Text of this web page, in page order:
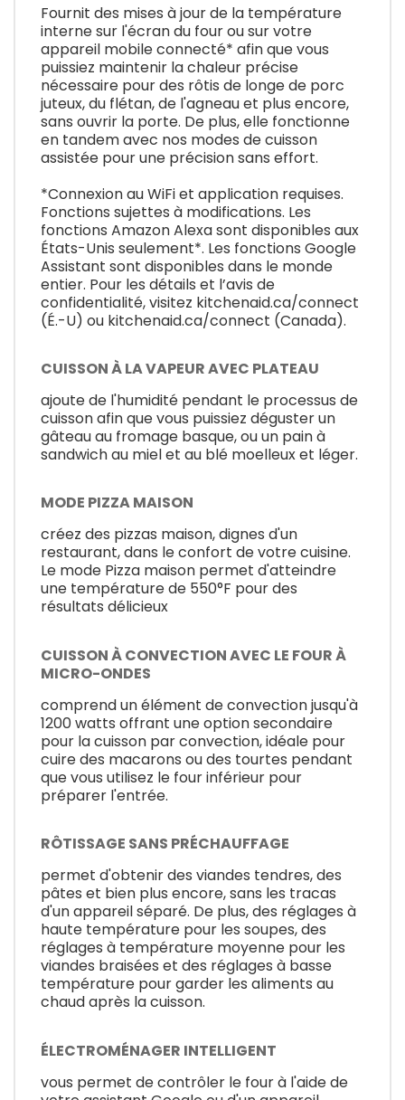
Fournit des mises à jour de la température
interne sur l'écran du four ou sur votre
appareil mobile connecté* afin que vous
puissiez maintenir la chaleur précise
nécessaire pour des rôtis de longe de porc
juteux, du flétan, de l'agneau et plus encore,
sans ouvrir la porte. De plus, elle fonctionne
en tandem avec nos modes de cuisson
assistée pour une précision sans effort.
*Connexion au WiFi et application requises.
Fonctions sujettes à modifications. Les
fonctions Amazon Alexa sont disponibles aux
États-Unis seulement*. Les fonctions Google
Assistant sont disponibles dans le monde
entier. Pour les détails et l’avis de
confidentialité, visitez kitchenaid.ca/connect
(É.-U) ou kitchenaid.ca/connect (Canada).
CUISSON À LA VAPEUR AVEC PLATEAU
ajoute de l'humidité pendant le processus de
cuisson afin que vous puissiez déguster un
gâteau au fromage basque, ou un pain à
sandwich au miel et au blé moelleux et léger.
MODE PIZZA MAISON
créez des pizzas maison, dignes d'un
restaurant, dans le confort de votre cuisine.
Le mode Pizza maison permet d'atteindre
une température de 550°F pour des
résultats délicieux
CUISSON À CONVECTION AVEC LE FOUR À
MICRO-ONDES
comprend un élément de convection jusqu'à
1200 watts offrant une option secondaire
pour la cuisson par convection, idéale pour
cuire des macarons ou des tourtes pendant
que vous utilisez le four inférieur pour
préparer l'entrée.
RÔTISSAGE SANS PRÉCHAUFFAGE
permet d'obtenir des viandes tendres, des
pâtes et bien plus encore, sans les tracas
d'un appareil séparé. De plus, des réglages à
haute température pour les soupes, des
réglages à température moyenne pour les
viandes braisées et des réglages à basse
température pour garder les aliments au
chaud après la cuisson.
ÉLECTROMÉNAGER INTELLIGENT
vous permet de contrôler le four à l'aide de